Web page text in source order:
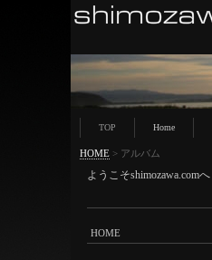
TOP Home
HOME> アルバム
ようこそshimozawa.comへ
HOME